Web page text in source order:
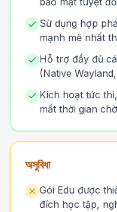
Sử dụng hợp
mạnh mẽ nhất
Hỗ trợ đầy đủ
(Native
Kích hoạt tức
mất thời gian
অসুবিধা
Gói Edu được
đích học tập,